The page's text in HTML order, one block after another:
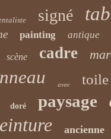
signé
painting antique
scène cadre
avec toile
doré paysage
ancienne